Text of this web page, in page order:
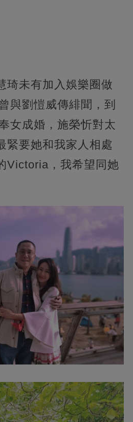
琦未有加入娛樂圈做
與劉愷威傳緋聞，到
女成婚，施榮忻對太
緊要她和我家人相處
Victoria，我希望同她